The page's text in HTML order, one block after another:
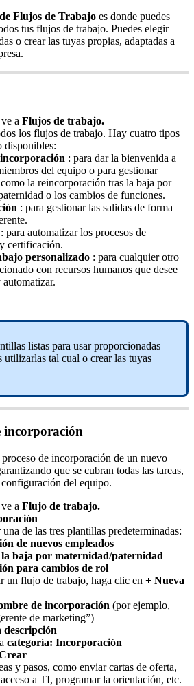
de Flujos de Trabajo es donde puedes
tus flujos de trabajo. Puedes elegir
o crear las tuyas propias, adaptadas a
.
ve a Flujos de trabajo.
los flujos de trabajo. Hay cuatro tipos
disponibles:
incorporación : para dar la bienvenida a
del equipo o para gestionar
como la reincorporación tras la baja por
o los cambios de funciones.
ón : para gestionar las salidas de forma
.
: para automatizar los procesos de
y certificación.
personalizado : para cualquier otro
con recursos humanos que desee
automatizar.
listas para usar proporcionadas
utilizarlas tal cual o crear las tuyas
incorporación
proceso de incorporación de un nuevo
que se cubran todas las tareas,
configuración del equipo.
ve a Flujo de trabajo.
ón
una de las tres plantillas predeterminadas:
ón de nuevos empleados
la baja por maternidad/paternidad
ón para cambios de rol
un flujo de trabajo, haga clic en + Nueva
de incorporación (por ejemplo,
de marketing”)
descripción
categoría: Incorporación
y pasos, como enviar cartas de oferta,
acceso a TI, programar la orientación, etc.